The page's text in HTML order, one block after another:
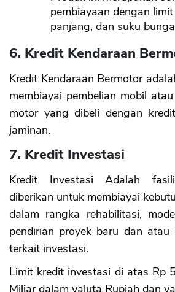
pembiayaan dengan
panjang, dan suku
6. Kredit Kendaraan
Kredit Kendaraan Bermotor
membiayai pembelian mobil
motor yang dibeli dengan
jaminan.
7. Kredit Investasi
Kredit Investasi Adalah
diberikan untuk membiayai
dalam rangka rehabilitasi,
pendirian proyek baru dan atau
terkait investasi.
Limit kredit investasi di atas Rp